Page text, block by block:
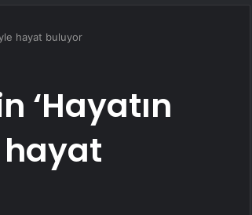
hayat buluyor
‘Hayatın
hayat